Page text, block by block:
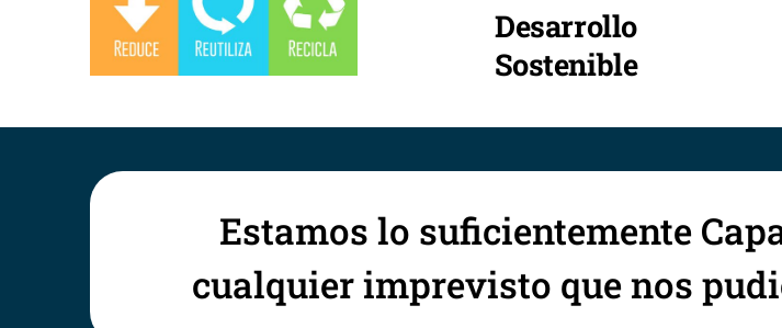
Desarrollo
Sostenible
Estamos lo suficientemente
cualquier imprevisto que nos